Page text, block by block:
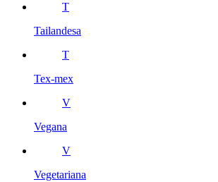
T
Tailandesa
T
Tex-mex
V
Vegana
V
Vegetariana